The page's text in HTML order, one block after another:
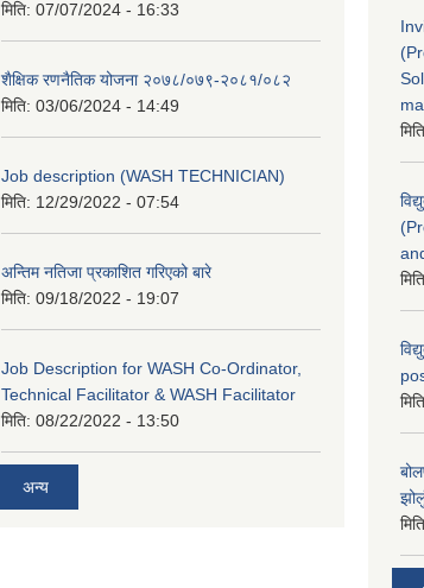
मिति: 07/07/2024 - 16:33
शैक्षिक रणनैतिक योजना २०७८/०७९-२०८१/०८२
मिति: 03/06/2024 - 14:49
Job description (WASH TECHNICIAN)
मिति: 12/29/2022 - 07:54
अन्तिम नतिजा प्रकाशित गरिएको बारे
मिति: 09/18/2022 - 19:07
Job Description for WASH Co-Ordinator,
Technical Facilitator & WASH Facilitator
मिति: 08/22/2022 - 13:50
अन्य